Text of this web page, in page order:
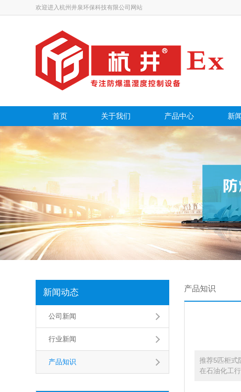
欢迎进入杭州井泉环保科技有限公司网站
首页 关于我们 产品中心 新
新闻动态
公司新闻
行业新闻
产品知识
产品知识
推荐5匹柜式
在石油化工